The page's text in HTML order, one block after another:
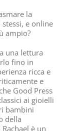
la
e online
ampio?
una lettura
fino in
ricca e
e
Good Press
ai gioielli
bambini
della
è un